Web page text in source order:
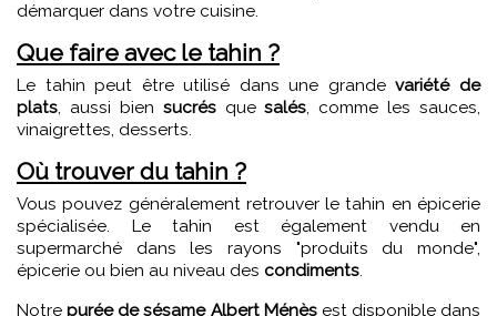
démarquer dans votre cuisine.
Que faire avec le tahin ?
Le tahin peut être utilisé dans une grandevariété de
plats, aussi bien sucrésquesalés, comme les sauces,
vinaigrettes, desserts.
Où trouver du tahin ?
Vous pouvez généralement retrouver le tahin en épicerie
spécialisée. Le tahin est également vendu en
supermarché dans les rayons "produits du monde",
épicerie ou bien au niveau des condiments.
Notre purée de sésame Albert Ménèsest disponible dans